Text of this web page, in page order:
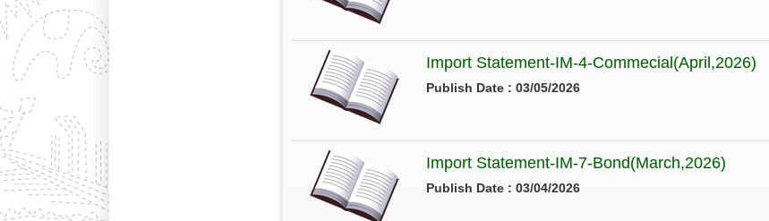
Import Statement-IM-4-Commecial(April,2026)
Publish Date : 03/05/2026
Import Statement-IM-7-Bond(March,2026)
Publish Date : 03/04/2026